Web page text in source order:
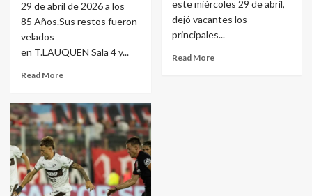
29 de abril de 2026 a los
85 Años.Sus restos fueron
velados
en T.LAUQUEN Sala 4 y...
Read More
este miércoles 29 de abril,
dejó vacantes los
principales...
Read More